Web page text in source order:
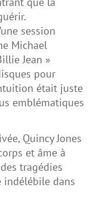
session
Michael
Jean »
pour
était juste
emblématiques
Quincy Jones
et âme à
tragédies
indélébile dans